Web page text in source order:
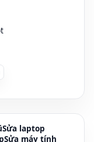
7.2–9.0 triệu
Sửa laptop
Sửa máy tính